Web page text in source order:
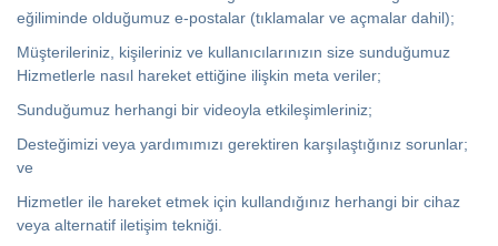
eğiliminde olduğumuz e-postalar (tıklamalar ve açmalar dahil);
Müşterileriniz, kişileriniz ve kullanıcılarınızın size sunduğumuz
Hizmetlerle nasıl hareket ettiğine ilişkin meta veriler;
Sunduğumuz herhangi bir videoyla etkileşimleriniz;
Desteğimizi veya yardımımızı gerektiren karşılaştığınız sorunlar;
ve
Hizmetler ile hareket etmek için kullandığınız herhangi bir cihaz
veya alternatif iletişim tekniği.